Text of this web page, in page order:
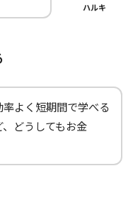
ハルキ
よく短期間で学べる
どうしてもお金